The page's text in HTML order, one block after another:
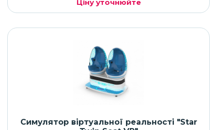
Ціну уточнюйте
Симулятор віртуальної реальності "Star